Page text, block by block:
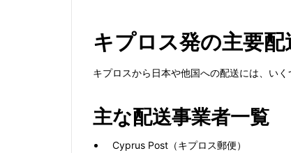
キプロス発の主要
キプロスから日本や他国への配送には、い
主な配送事業者一覧
Cyprus Post（キプロス郵便）